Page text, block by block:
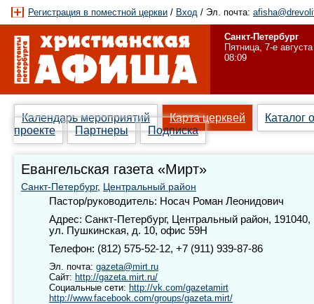
Регистрация в поместной церкви / Вход / Эл. почта:
Санкт-Петербург
Пятница, 7-е августа
08:09
Календарь мероприятий Карта церквей
Каталог
проекте
Партнеры Подписка
Евангельская газета «Мирт»
Санкт-Петербург, Центральный район
Пастор/руководитель: Носач Роман Леонидович
Адрес: Санкт-Петербург, Центральный район, 191040,
ул. Пушкинская, д. 10, офис 59Н
Телефон: (812) 575-52-12, +7 (911) 939-87-86
Эл. почта: gazeta@mirt.ru
Сайт: http://gazeta.mirt.ru/
Социальные сети: http://vk.com/gazetamirt
http://www.facebook.com/groups/gazeta.mirt/